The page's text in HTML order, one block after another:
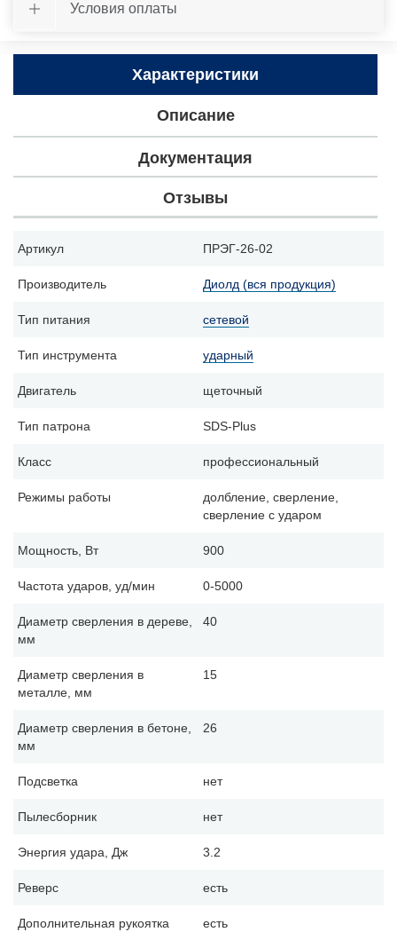
Условия оплаты
Характеристики
Описание
Документация
Отзывы
Артикул ПРЭГ-26-02
Производитель Диолд (вся продукция)
Тип питания сетевой
Тип инструмента ударный
Двигатель щеточный
Тип патрона SDS-Plus
Класс профессиональный
Режимы работы
долбление, сверление,
сверление с ударом
Мощность, Вт 900
Частота ударов, уд/мин 0-5000
Диаметр сверления в дереве,
мм
40
Диаметр сверления в
металле, мм
15
Диаметр сверления в бетоне,
мм
26
Подсветка нет
Пылесборник нет
Энергия удара, Дж 3.2
Реверс есть
Дополнительная рукоятка есть